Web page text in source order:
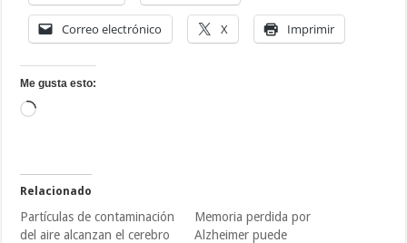
Correo electrónico X Imprimir
Me gusta esto:
Cargando...
Relacionado
Partículas de contaminación
del aire alcanzan el cerebro
Memoria perdida por
Alzheimer puede